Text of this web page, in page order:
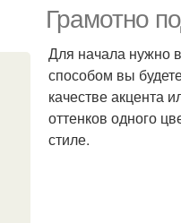
Грамотно
Для начала нужно
способом вы
качестве акцента
оттенков одного
стиле.